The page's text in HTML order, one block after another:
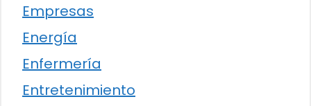
Empresas
Energía
Enfermería
Entretenimiento